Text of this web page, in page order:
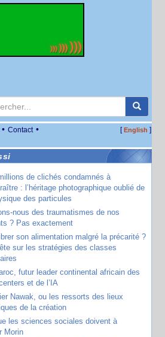
• Contact • [English ]
de clichés condamnés à
: l’héritage photographique oublié de
des particules
nous des traumatismes de nos
? Pas exactement
son alimentation malgré la précarité ?
sur les stratégies des classes
futur leader continental africain des
et de l’IA
Nawak, ou les ressorts des lieux
de la création
les sciences sociales doivent à
Morin